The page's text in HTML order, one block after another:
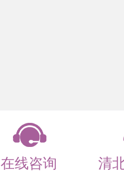
在线咨询 清